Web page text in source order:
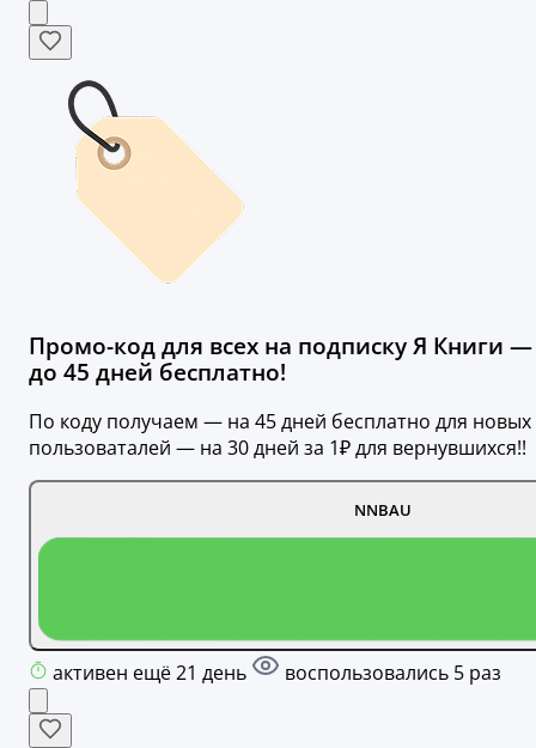
Промо-код для всех на подписку Я Книги —
до 45 дней бесплатно!
По коду получаем — на 45 дней бесплатно для новых
пользоваталей — на 30 дней за 1₽ для вернувшихся!!
NNBAU
активен ещё 21 день воспользовались 5 раз